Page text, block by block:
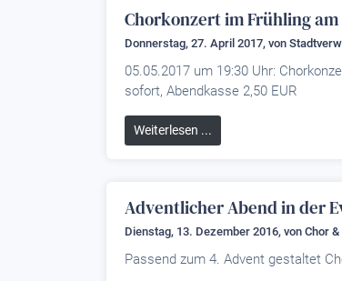
Chorkonzert im Frühling am
Donnerstag, 27. April 2017, von
05.05.2017 um 19:30 Uhr:
sofort, Abendkasse 2,50 EUR
Weiterlesen ...
Adventlicher Abend in der
Dienstag, 13. Dezember 2016, von Chor
Passend zum 4. Advent gestaltet